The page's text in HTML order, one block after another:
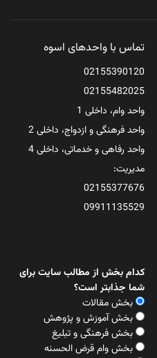
تماس با واحدهای اسوه
02155390120
02155482025
واحد وام، داخلی 1
واحد فرهنگی و ازدواج، داخلی 2
واحد رفاهی و خدماتی، داخلی 4
مدیریت:
02155377676
09911135529
کدام بخش از مطالب سایت برای
شما جذابتر است؟
بخش مقالات
بخش آموزش و پژوهش
بخش فرهنگی و تبلیغ
بخش وام قرض الحسنه